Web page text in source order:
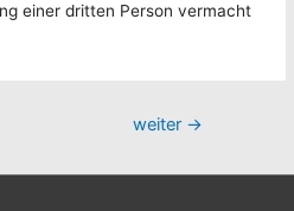
einer dritten Person vermacht
weiter →